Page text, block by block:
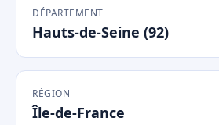
DÉPARTEMENT
Hauts-de-Seine (92)
RÉGION
Île-de-France